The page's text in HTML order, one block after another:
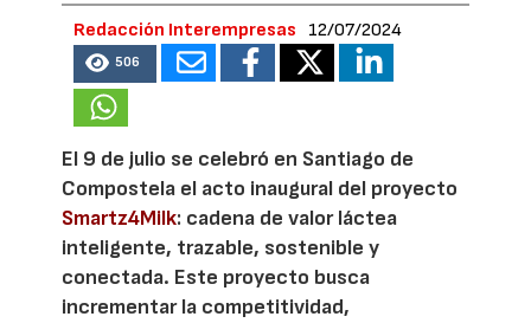
Redacción Interempresas 12/07/2024
506
El 9 de julio se celebró en Santiago de
Compostela el acto inaugural del proyecto
Smartz4Milk: cadena de valor láctea
inteligente, trazable, sostenible y
conectada. Este proyecto busca
incrementar la competitividad,